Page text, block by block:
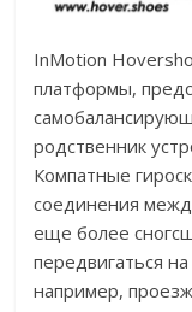
InMotion
платформы,
родственник
Компатные
соединения
еще более
передвигаться
например,